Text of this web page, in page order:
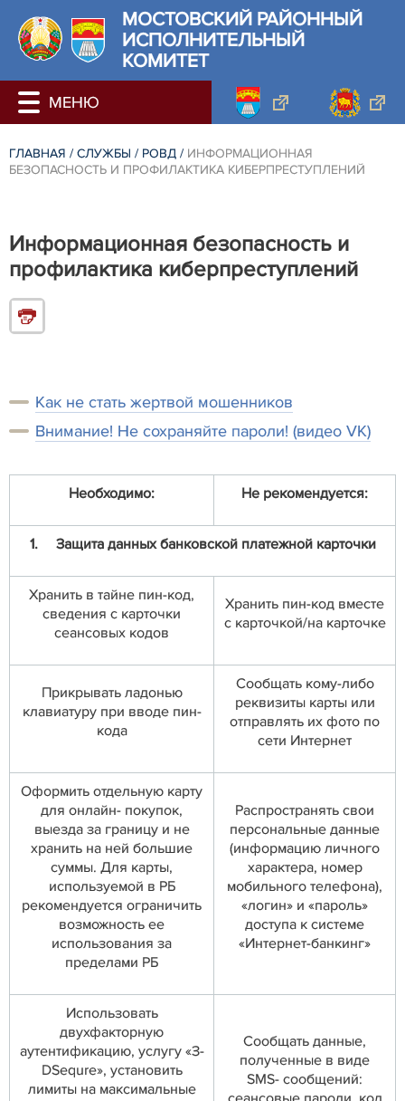
МОСТОВСКИЙ РАЙОННЫЙ
ИСПОЛНИТЕЛЬНЫЙ
КОМИТЕТ
ГЛАВНАЯ / СЛУЖБЫ / РОВД / ИНФОРМАЦИОННАЯ
БЕЗОПАСНОСТЬ И ПРОФИЛАКТИКА КИБЕРПРЕСТУПЛЕНИЙ
Информационная безопасность и
профилактика киберпреступлений
Как не стать жертвой мошенников
Внимание! Не сохраняйте пароли! (видео VK)
Необходимо: Не рекомендуется:
1. Защита данных банковской платежной карточки
Хранить в тайне пин-код,
сведения с карточки
сеансовых кодов
Хранить пин-код вместе
с карточкой/на карточке
Прикрывать ладонью
клавиатуру при вводе пин-
кода
Сообщать кому-либо
реквизиты карты или
отправлять их фото по
сети Интернет
Оформить отдельную карту
для онлайн- покупок,
выезда за границу и не
хранить на ней большие
суммы. Для карты,
используемой в РБ
рекомендуется ограничить
возможность ее
использования за
пределами РБ
Распространять свои
персональные данные
(информацию личного
характера, номер
мобильного телефона),
«логин» и «пароль»
доступа к системе
«Интернет-банкинг»
Использовать
двухфакторную
аутентификацию, услугу «З-
DSequre», установить
лимиты на максимальные
Сообщать данные,
полученные в виде
SMS- сообщений: